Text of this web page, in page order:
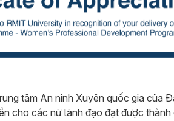
tâm An ninh Xuyên quốc gia của
cho các nữ lãnh đạo đạt được